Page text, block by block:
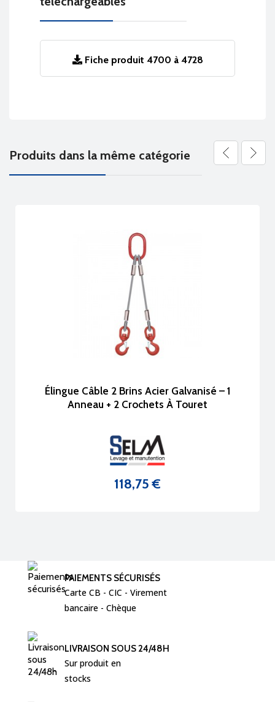
Fiche produit 4700 à 4728
Produits dans la même catégorie
Élingue Câble 2 Brins Acier Galvanisé – 1
Anneau + 2 Crochets À Touret
Prix
118,75 €
PAIEMENTS SÉCURISÉS
Carte CB - CIC - Virement
bancaire - Chèque
LIVRAISON SOUS 24/48H
Sur produit en
stocks